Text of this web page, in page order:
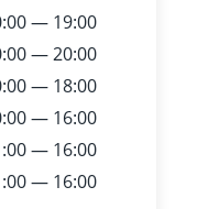
— 19:00
— 20:00
— 18:00
— 16:00
— 16:00
— 16:00